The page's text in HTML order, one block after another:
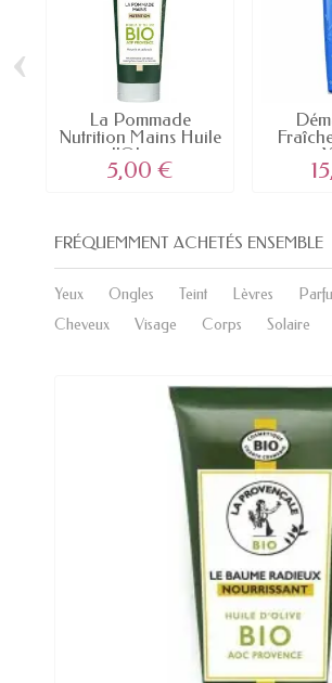
La Pommade
Nutrition Mains Huile
d’Olive...
5,00 €
‹
FRÉQUEMMENT ACHETÉS ENSEMBLE
Yeux Ongles Teint Lèvres
Cheveux
Visage Corps Solaire